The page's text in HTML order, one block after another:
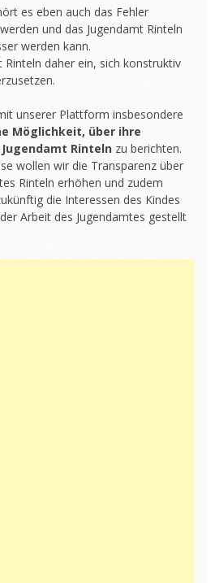
es eben auch das Fehler
und das Jugendamt Rinteln
werden kann.
Rinteln daher ein, sich konstruktiv
unserer Plattform insbesondere
Möglichkeit, über ihre
Rinteln zu berichten.
wollen wir die Transparenz über
Rinteln erhöhen und zudem
die Interessen des Kindes
Arbeit des Jugendamtes gestellt